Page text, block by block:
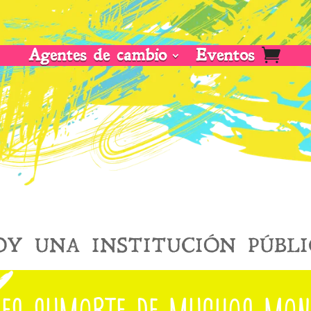
Agentes de cambio Eventos
una institución